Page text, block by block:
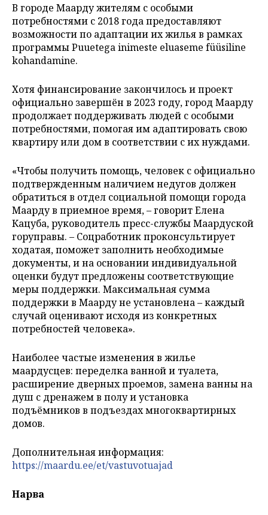
В городе Маарду жителям с особыми
потребностями с 2018 года предоставляют
возможности по адаптации их жилья в рамках
программы Puuetega inimeste eluaseme füüsiline
kohandamine.
Хотя финансирование закончилось и проект
официально завершён в 2023 году, город Маарду
продолжает поддерживать людей с особыми
потребностями, помогая им адаптировать свою
квартиру или дом в соответствии с их нуждами.
«Чтобы получить помощь, человек с официально
подтвержденным наличием недугов должен
обратиться в отдел социальной помощи города
Маарду в приемное время, – говорит Елена
Кацуба, руководитель пресс-службы Маардуской
горуправы. – Соцработник проконсультирует
ходатая, поможет заполнить необходимые
документы, и на основании индивидуальной
оценки будут предложены соответствующие
меры поддержки. Максимальная сумма
поддержки в Маарду не установлена – каждый
случай оценивают исходя из конкретных
потребностей человека».
Наиболее частые изменения в жилье
маардусцев: переделка ванной и туалета,
расширение дверных проемов, замена ванны на
душ с дренажем в полу и установка
подъёмников в подъездах многоквартирных
домов.
Дополнительная информация:
https://maardu.ee/et/vastuvotuajad
Нарва